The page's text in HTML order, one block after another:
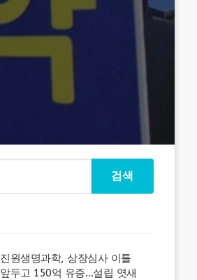
진원생명과학, 상장심사 이틀
앞두고 150억 유증…설립 엿새